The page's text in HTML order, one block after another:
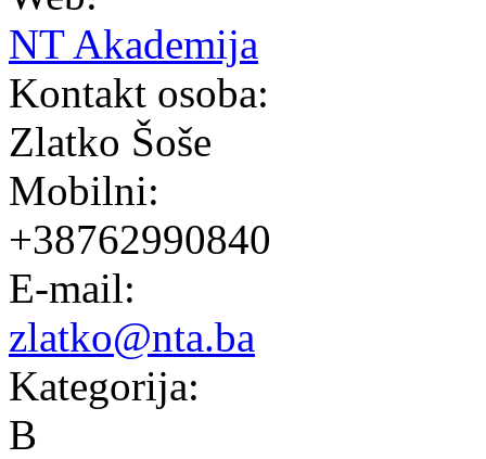
NT Akademija
Kontakt osoba:
Zlatko Šoše
Mobilni:
+38762990840
E-mail:
zlatko@nta.ba
Kategorija:
B